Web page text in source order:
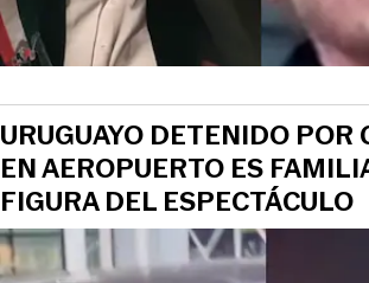
URUGUAYO DETENIDO POR
EN AEROPUERTO ES
FIGURA DEL ESPECTÁCULO